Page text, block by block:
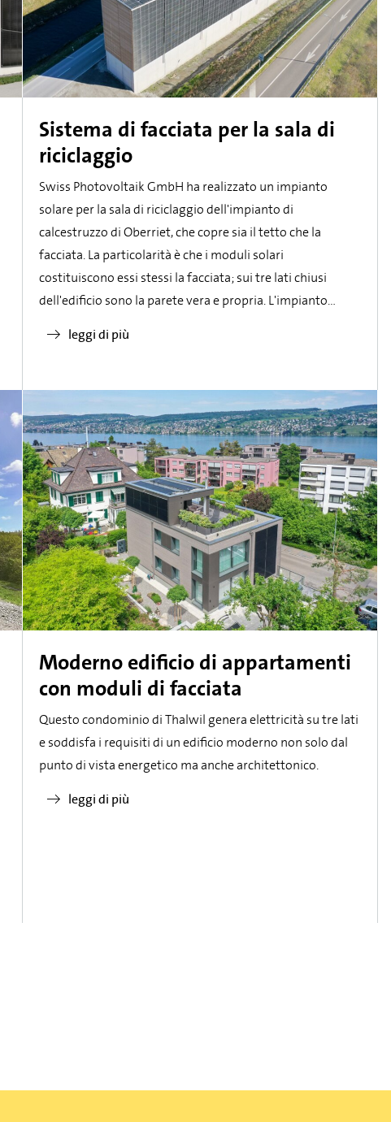
Sistema di facciata per la sala di
riciclaggio
Swiss Photovoltaik GmbH ha realizzato un impianto
solare per la sala di riciclaggio dell'impianto di
calcestruzzo di Oberriet, che copre sia il tetto che la
facciata. La particolarità è che i moduli solari
costituiscono essi stessi la facciata; sui tre lati chiusi
dell'edificio sono la parete vera e propria. L'impianto
691 kWp.
leggi di più
Moderno edificio di appartamenti
con moduli di facciata
Questo condominio di Thalwil genera elettricità su tre lati
e soddisfa i requisiti di un edificio moderno non solo dal
punto di vista energetico ma anche architettonico.
leggi di più